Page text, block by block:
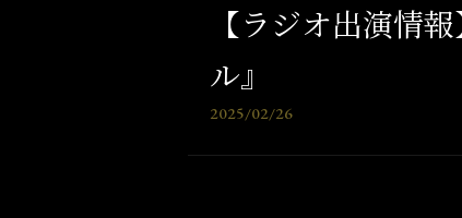
【ラジオ出演情
ル』
2025/02/26